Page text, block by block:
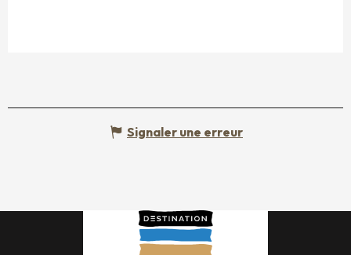
Signaler une erreur